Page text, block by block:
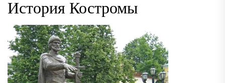
История Костромы